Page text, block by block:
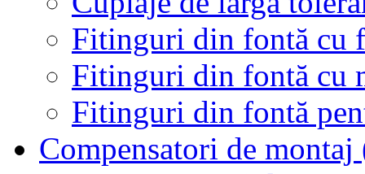
Fitinguri din fontă cu
Fitinguri din fontă cu
Fitinguri din fontă
Compensatori de montaj